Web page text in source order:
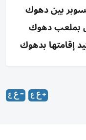
بين دهوك
في 13 المقبل بملعب دهوك
إقامتها بدهوك